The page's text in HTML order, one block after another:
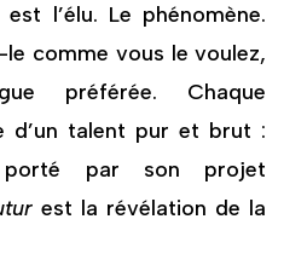
l’élu. Le phénomène.
le comme vous le voulez,
préférée. Chaque
d’un talent pur et brut :
porté par son projet
est la révélation de la